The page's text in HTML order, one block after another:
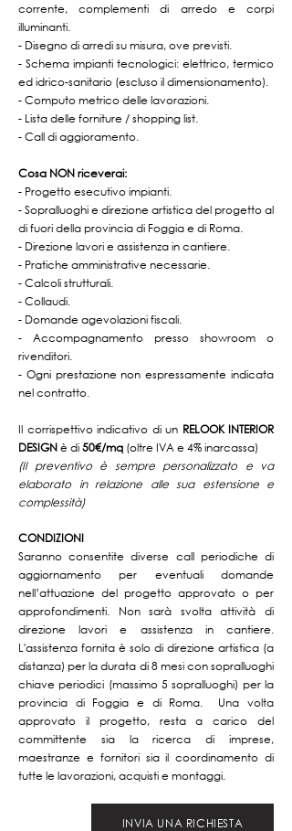
corrente, complementi di arredo e corpi
illuminanti.
- Disegno di arredi su misura, ove previsti.
- Schema impianti tecnologici: elettrico, termico
ed idrico-sanitario (escluso il dimensionamento).
- Computo metrico delle lavorazioni.
- Lista delle forniture / shopping list.
- Call di aggioramento.
Cosa NON riceverai:
- Progetto esecutivo impianti.
- Sopralluoghi e direzione artistica del progetto al
di fuori della provincia di Foggia e di Roma.
- Direzione lavori e assistenza in cantiere.
- Pratiche amministrative necessarie.
- Calcoli strutturali.
- Collaudi.
- Domande agevolazioni fiscali.
- Accompagnamento presso showroom o
rivenditori.
- Ogni prestazione non espressamente indicata
nel contratto.
Il corrispettivo indicativo di un RELOOK INTERIOR
DESIGNè di50€/mq (oltre IVA e 4% inarcassa)
(Il preventivo è sempre personalizzato e va
elaborato in relazione alle sua estensione e
complessità)
CONDIZIONI
Saranno consentite diverse call periodiche di
aggiornamento per eventuali domande
nell’attuazione del progetto approvato o per
approfondimenti. Non sarà svolta attività di
direzione lavori e assistenza in cantiere.
L'assistenza fornita è solo di direzione artistica (a
distanza) per la durata di 8 mesi con sopralluoghi
chiave periodici (massimo 5 sopralluoghi) per la
provincia di Foggia e di Roma. Una volta
approvato il progetto, resta a carico del
committente sia la ricerca di imprese,
maestranze e fornitori sia il coordinamento di
tutte le lavorazioni, acquisti e montaggi.
INVIA UNA RICHIESTA